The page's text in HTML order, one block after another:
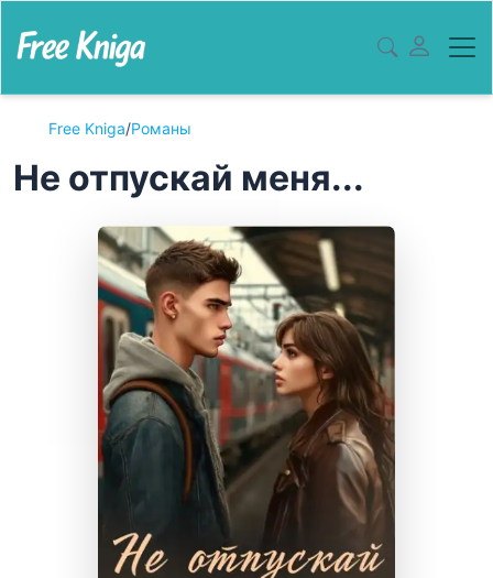
Free Kniga/Романы
Не отпускай меня...